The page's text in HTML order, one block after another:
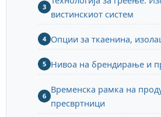
3
вистинскиот систем
4 Опции за ткаенина,
5 Нивоа на брендирање и
6
Временска рамка на
пресвртници